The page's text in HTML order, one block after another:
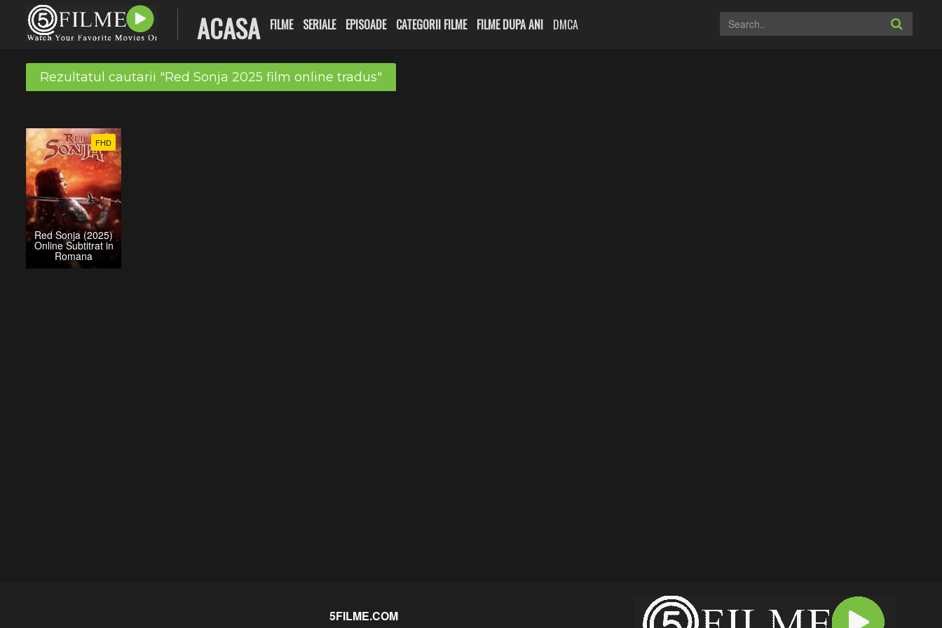
ACASA FILME SERIALE EPISOADE CATEGORII FILME FILME DUPA ANI DMCA
Rezultatul cautarii "Red Sonja 2025 film online tradus"
FHD
Red Sonja (2025)
Online Subtitrat in
Romana
5FILME.COM